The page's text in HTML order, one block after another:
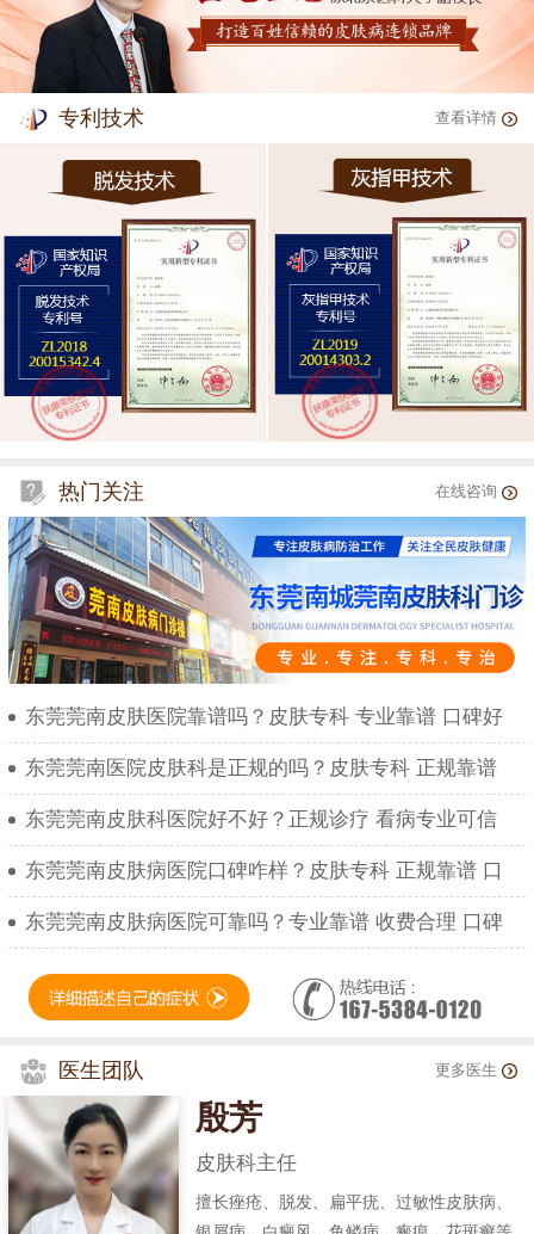
专利技术 查看详情
热门关注 在线咨询
东莞莞南皮肤医院靠谱吗？皮肤专科 专业靠谱 口碑好
东莞莞南医院皮肤科是正规的吗？皮肤专科 正规靠谱
东莞莞南皮肤科医院好不好？正规诊疗 看病专业可信
东莞莞南皮肤病医院口碑咋样？皮肤专科 正规靠谱 口
东莞莞南皮肤病医院可靠吗？专业靠谱 收费合理 口碑
医生团队 更多医生
殷芳
皮肤科主任
擅长痤疮、脱发、扁平疣、过敏性皮肤病、